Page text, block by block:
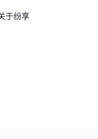
于纷享